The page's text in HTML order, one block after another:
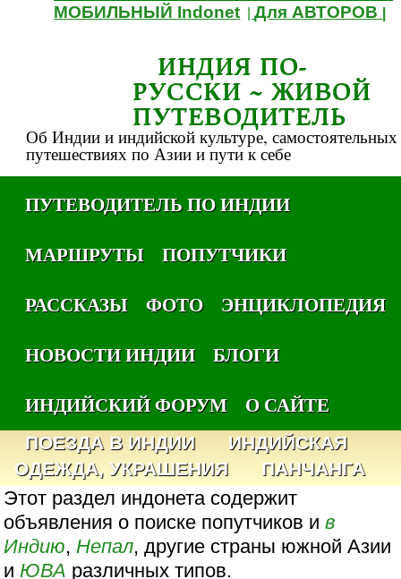
МОБИЛЬНЫЙ Indonet |Для АВТОРОВ
ИНДИЯ ПО-
РУССКИ ~ ЖИВОЙ
ПУТЕВОДИТЕЛЬ
Об Индии и индийской культуре, самостоятельных
путешествиях по Азии и пути к себе
ПУТЕВОДИТЕЛЬ ПО ИНДИИ
МАРШРУТЫ
ПОПУТЧИКИ
РАССКАЗЫ
ФОТО
ЭНЦИКЛОПЕДИЯ
НОВОСТИ ИНДИИ
БЛОГИ
ИНДИЙСКИЙ ФОРУМ
О САЙТЕ
ПОЕЗДА В ИНДИИ
ИНДИЙСКАЯ
ОДЕЖДА, УКРАШЕНИЯ
ПАНЧАНГА
Этот раздел индонета содержит
объявления о поиске попутчиков ив
Индию,Непал, другие страны южной Азии
иЮВА различных типов.